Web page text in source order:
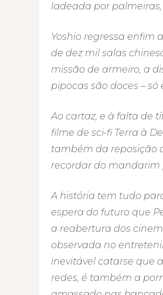
ladeada por
Yoshio regressa enfim
de dez mil salas
missão de armeiro, a
pipocas são doces – só
Ao cartaz, e à falta de
filme de sci-fi Terra à
também da reposição
recordar do mandarim
A história tem tudo
espera do futuro que
a reabertura dos
observada no
inevitável catarse que
redes, é também a